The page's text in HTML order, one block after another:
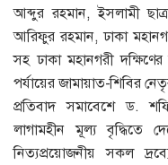
আব্দুর রহমান, ইসলামী
আরিফুর রহমান, ঢাকা
সহ ঢাকা মহানগরী দক্ষিণের
পর্যায়ের জামায়াত-শিবির
প্রতিবাদ সমাবেশে ড.
লাগামহীন মূল্য বৃদ্ধিতে
নিত্যপ্রয়োজনীয় সকল